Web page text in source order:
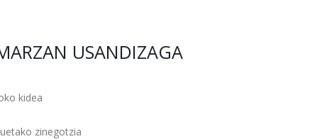
USANDIZAGA
kidea
zinegotzia